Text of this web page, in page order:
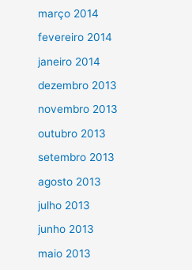
março 2014
fevereiro 2014
janeiro 2014
dezembro 2013
novembro 2013
outubro 2013
setembro 2013
agosto 2013
julho 2013
junho 2013
maio 2013